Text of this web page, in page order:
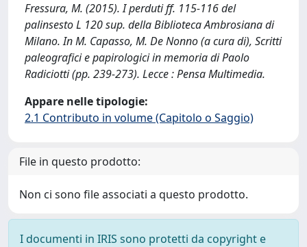
Fressura, M. (2015). I perduti ff. 115-116 del
palinsesto L 120 sup. della Biblioteca Ambrosiana di
Milano. In M. Capasso, M. De Nonno (a cura di), Scritti
paleografici e papirologici in memoria di Paolo
Radiciotti (pp. 239-273). Lecce : Pensa Multimedia.
Appare nelle tipologie:
2.1 Contributo in volume (Capitolo o Saggio)
File in questo prodotto:
Non ci sono file associati a questo prodotto.
I documenti in IRIS sono protetti da copyright e